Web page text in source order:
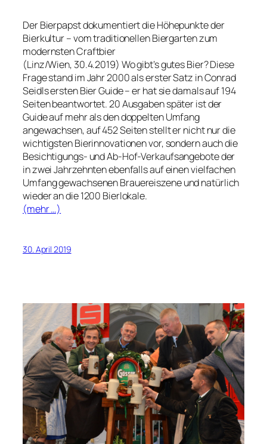
Der Bierpapst dokumentiert die Höhepunkte der
Bierkultur – vom traditionellen Biergarten zum
modernsten Craftbier
(Linz/Wien, 30.4.2019) Wo gibt’s gutes Bier? Diese
Frage stand im Jahr 2000 als erster Satz in Conrad
Seidls ersten Bier Guide – er hat sie damals auf 194
Seiten beantwortet. 20 Ausgaben später ist der
Guide auf mehr als den doppelten Umfang
angewachsen, auf 452 Seiten stellt er nicht nur die
wichtigsten Bierinnovationen vor, sondern auch die
Besichtigungs- und Ab-Hof-Verkaufsangebote der
in zwei Jahrzehnten ebenfalls auf einen vielfachen
Umfang gewachsenen Brauereiszene und natürlich
wieder an die 1200 Bierlokale.
(mehr …)
30. April 2019